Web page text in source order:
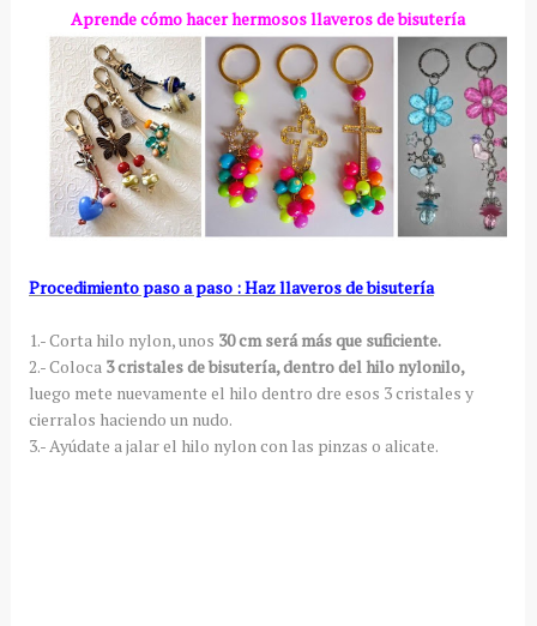
Aprende cómo hacer hermosos llaveros de bisutería
Procedimiento paso a paso : Haz llaveros de bisutería
1.- Corta hilo nylon, unos 30 cm será más que suficiente.
2.- Coloca 3 cristales de bisutería, dentro del hilo nylonilo,
luego mete nuevamente el hilo dentro dre esos 3 cristales y
cierralos haciendo un nudo.
3.- Ayúdate a jalar el hilo nylon con las pinzas o alicate.